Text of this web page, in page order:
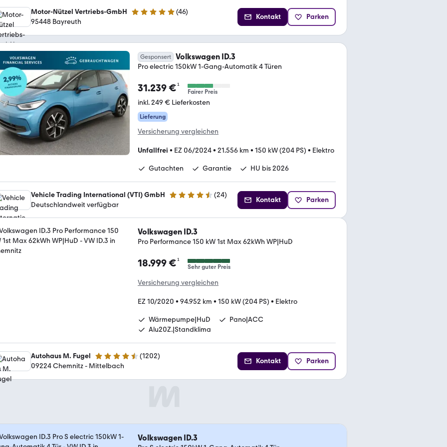
Motor-Nützel Vertriebs-GmbH 4.9 Sterne (46)
95448 Bayreuth
Kontakt Parken
Gesponsert Volkswagen ID.3
Pro electric 150kW 1-Gang-Automatik 4 Türen
31.239 €¹
Fairer Preis
inkl. 249 € Lieferkosten
Lieferung
Versicherung vergleichen
Unfallfrei • EZ 06/2024• 21.556 km • 150 kW (204 PS) • Elektro
Gutachten Garantie HU bis 2026
Vehicle Trading International (VTI) GmbH 4.4 Sterne (24)
Deutschlandweit verfügbar
Kontakt Parken
Volkswagen ID.3
Pro Performance 150 kW 1st Max 62kWh WP|HuD
18.999 €¹
Sehr guter Preis
Versicherung vergleichen
EZ 10/2020 • 94.952 km • 150 kW (204 PS) • Elektro
Wärmepumpe|HuD
Pano|ACC
Alu20Z.|Standklima
Autohaus M. Fugel 4.6 Sterne (1202)
09224 Chemnitz - Mittelbach
Kontakt Parken
Volkswagen ID.3